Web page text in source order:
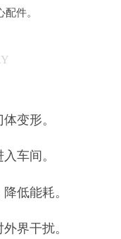
件。
变形。
车间。
低能耗。
界干扰。